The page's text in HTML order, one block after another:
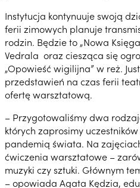
Instytucja kontynuuje swoją
ferii zimowych planuje
rodzin. Będzie to „Nowa
Vedrala oraz ciesząca się
„Opowieść wigilijna” w reż.
przedstawień na czas ferii
ofertę warsztatową.
– Przygotowaliśmy dwa
których zaprosimy
pandemią świata. Na
ćwiczenia warsztatowe –
muzyki czy sztuki. Głównym
– opowiada Agata Kędzia,